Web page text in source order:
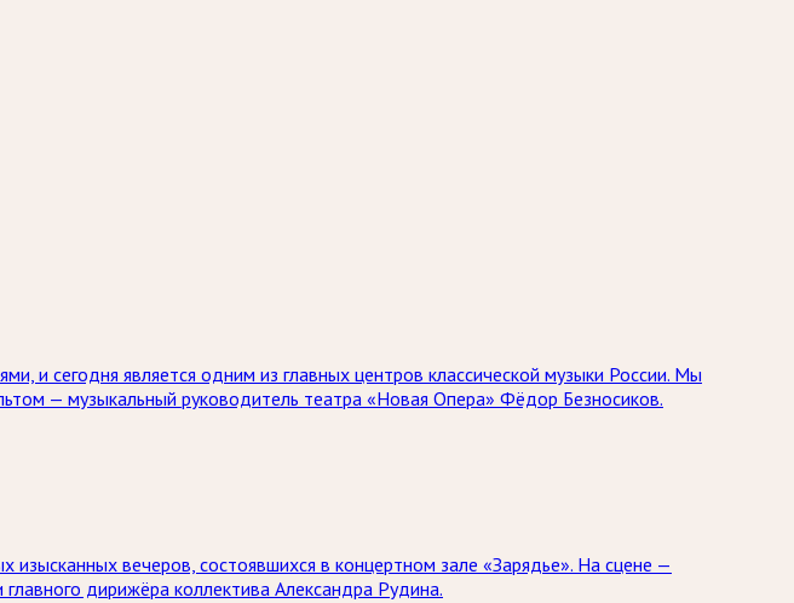
и сегодня является одним из главных центров классической музыки России. Мы
— музыкальный руководитель театра «Новая Опера» Фёдор Безносиков.
вечеров, состоявшихся в концертном зале «Зарядье». На сцене —
дирижёра коллектива Александра Рудина.